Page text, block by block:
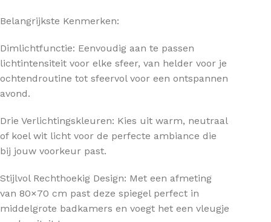
Belangrijkste Kenmerken:
Dimlichtfunctie: Eenvoudig aan te passen
lichtintensiteit voor elke sfeer, van helder voor je
ochtendroutine tot sfeervol voor een ontspannen
avond.
Drie Verlichtingskleuren: Kies uit warm, neutraal
of koel wit licht voor de perfecte ambiance die
bij jouw voorkeur past.
Stijlvol Rechthoekig Design: Met een afmeting
van 80×70 cm past deze spiegel perfect in
middelgrote badkamers en voegt het een vleugje